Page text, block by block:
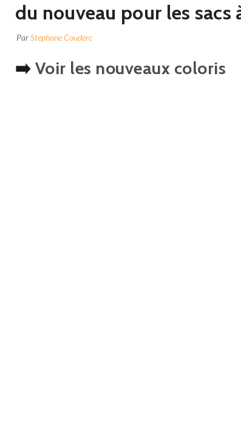
du nouveau pour les sacs
ParStephane Couderc
➡️ Voir les nouveaux coloris